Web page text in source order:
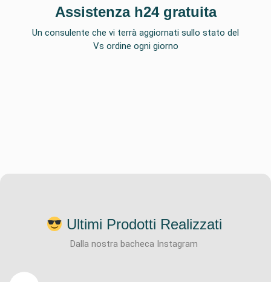
Assistenza h24 gratuita
Un consulente che vi terrà aggiornati sullo stato del
Vs ordine ogni giorno
Ultimi Prodotti Realizzati
Dalla nostra bacheca Instagram